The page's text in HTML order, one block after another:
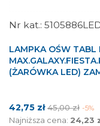
LAMPKA OŚW TABL
(ŻARÓWKA LED)
Cena
42,75 zł Cena
podstawowa
45,00 zł -5%
Najniższa cena: 24,23